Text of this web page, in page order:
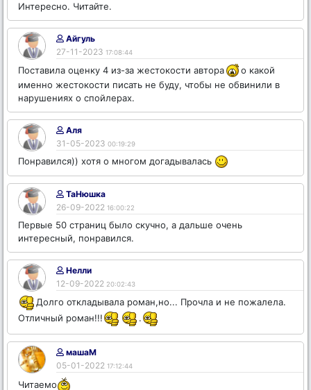
Интересно. Читайте.
Айгуль
27-11-2023 17:08:44
Поставила оценку 4 из-за жестокости автора
о какой
именно жестокости писать не буду, чтобы не обвинили в
нарушениях о спойлерах.
Аля
31-05-2023 00:19:29
Понравился)) хотя о многом догадывалась
ТаНюшка
26-09-2022 16:00:22
Первые 50 страниц было скучно, а дальше очень
интересный, понравился.
Нелли
12-09-2022 20:02:43
Долго откладывала роман,но... Прочла и не пожалела.
Отличный роман!!!
.
машаМ
05-01-2022 17:12:44
Читаемо